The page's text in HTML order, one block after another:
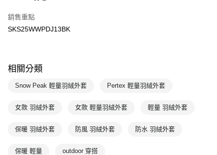
宅配-本島
每筆NT$100，滿NT$1,500(含以上)免運費
銷售重點
SKS25WWPDJ13BK
相關分類
Snow Peak 輕量羽絨外套 Pertex 輕量羽絨外套
女款 羽絨外套 女款 輕量羽絨外套 輕量 羽絨外套
保暖 羽絨外套 防風 羽絨外套 防水 羽絨外套
保暖 輕量 outdoor 穿搭